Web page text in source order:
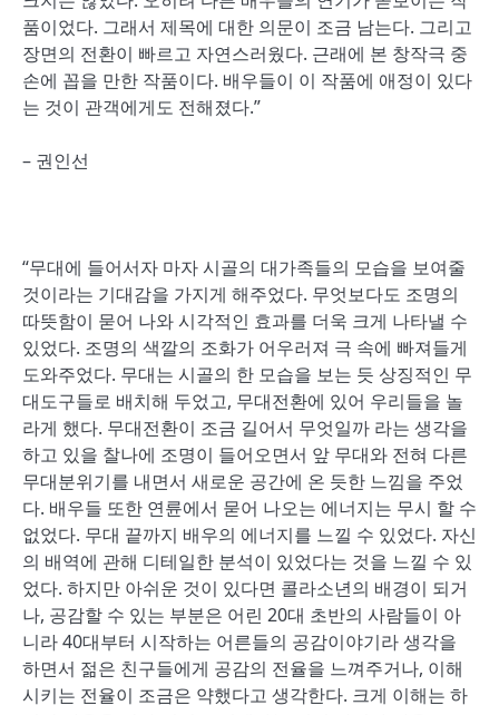
품이었다. 그래서 제목에 대한 의문이 조금 남는다. 그리고
장면의 전환이 빠르고 자연스러웠다. 근래에 본 창작극 중
손에 꼽을 만한 작품이다. 배우들이 이 작품에 애정이 있다
는 것이 관객에게도 전해졌다.”
– 권인선
“무대에 들어서자 마자 시골의 대가족들의 모습을 보여줄
것이라는 기대감을 가지게 해주었다. 무엇보다도 조명의
따뜻함이 묻어 나와 시각적인 효과를 더욱 크게 나타낼 수
있었다. 조명의 색깔의 조화가 어우러져 극 속에 빠져들게
도와주었다. 무대는 시골의 한 모습을 보는 듯 상징적인 무
대도구들로 배치해 두었고, 무대전환에 있어 우리들을 놀
라게 했다. 무대전환이 조금 길어서 무엇일까 라는 생각을
하고 있을 찰나에 조명이 들어오면서 앞 무대와 전혀 다른
무대분위기를 내면서 새로운 공간에 온 듯한 느낌을 주었
다. 배우들 또한 연륜에서 묻어 나오는 에너지는 무시 할 수
없었다. 무대 끝까지 배우의 에너지를 느낄 수 있었다. 자신
의 배역에 관해 디테일한 분석이 있었다는 것을 느낄 수 있
었다. 하지만 아쉬운 것이 있다면 콜라소년의 배경이 되거
나, 공감할 수 있는 부분은 어린 20대 초반의 사람들이 아
니라 40대부터 시작하는 어른들의 공감이야기라 생각을
하면서 젊은 친구들에게 공감의 전율을 느껴주거나, 이해
시키는 전율이 조금은 약했다고 생각한다. 크게 이해는 하